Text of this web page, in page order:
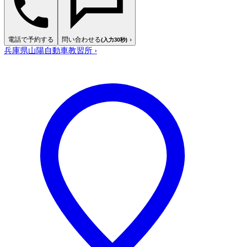
電話で予約する 問い合わせる(入力30秒) ›
兵庫県山陽自動車教習所 ›